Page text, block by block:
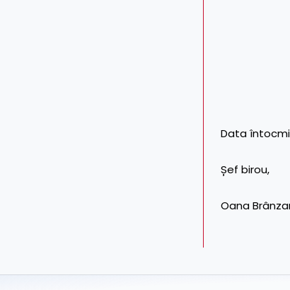
Data
Șef birou,
Oana